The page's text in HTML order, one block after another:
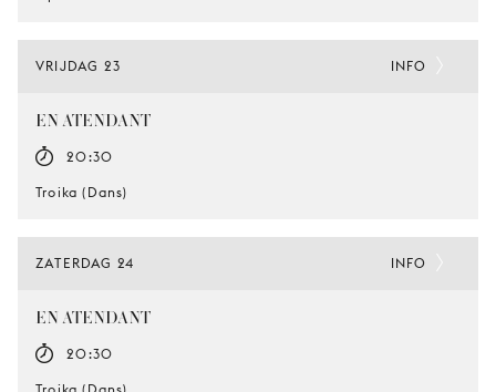
VRIJDAG 23
EN ATENDANT
20:30
Troika (Dans)
INFO
ZATERDAG 24
EN ATENDANT
20:30
INFO